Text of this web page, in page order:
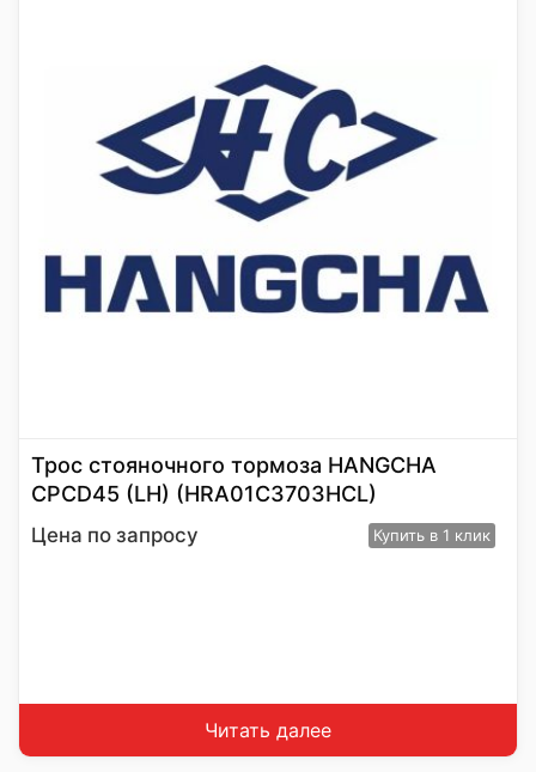
Трос стояночного тормоза HANGCHA
CPСD45 (LH) (HRA01C3703HCL)
Цена по запросу Купить в 1 клик
Читать далее